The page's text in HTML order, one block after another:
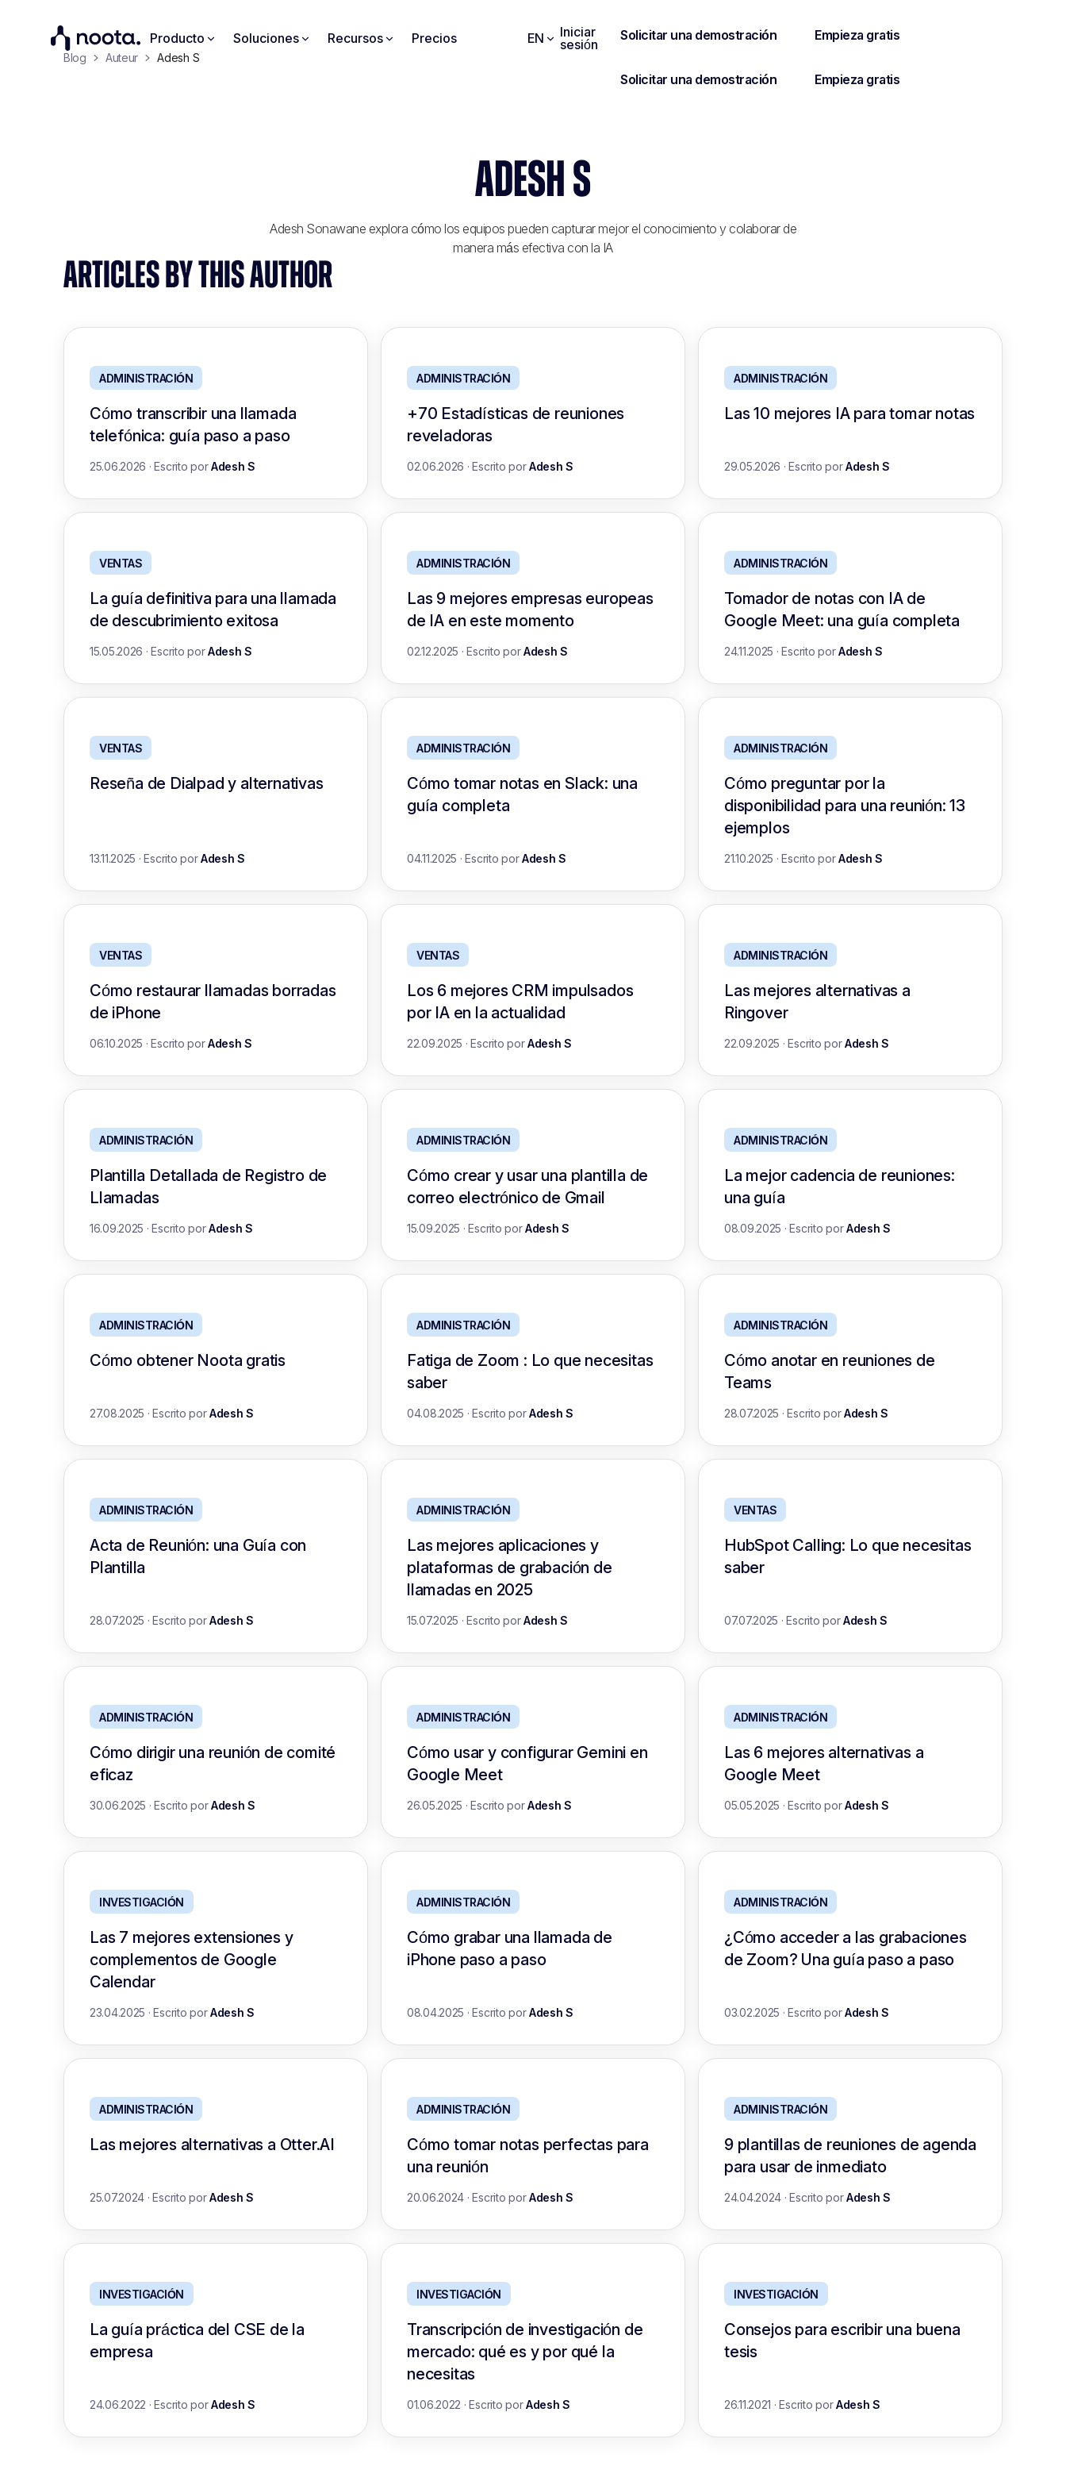
Producto Soluciones Recursos Precios EN
Iniciar
sesión
Blog Auteur Adesh S
ADESH S
Adesh Sonawane explora cómo los equipos pueden capturar mejor el conocimiento y colaborar de
manera más efectiva con la IA
ARTICLES BY THIS AUTHOR
ADMINISTRACIÓN
Cómo transcribir una llamada
telefónica: guía paso a paso
25.06.2026 ·Escrito porAdesh S
ADMINISTRACIÓN
+70 Estadísticas de reuniones
reveladoras
02.06.2026 ·Escrito porAdesh S
ADMINISTRACIÓN
Las 10 mejores IA para tomar notas
29.05.2026 ·Escrito porAdesh S
VENTAS
La guía definitiva para una llamada
de descubrimiento exitosa
15.05.2026 ·Escrito porAdesh S
ADMINISTRACIÓN
Las 9 mejores empresas europeas
de IA en este momento
02.12.2025 ·Escrito porAdesh S
ADMINISTRACIÓN
Tomador de notas con IA de
Google Meet: una guía completa
24.11.2025 ·Escrito porAdesh S
VENTAS
Reseña de Dialpad y alternativas
13.11.2025 ·Escrito porAdesh S
ADMINISTRACIÓN
Cómo tomar notas en Slack: una
guía completa
04.11.2025 ·Escrito porAdesh S
ADMINISTRACIÓN
Cómo preguntar por la
disponibilidad para una reunión: 13
ejemplos
21.10.2025 ·Escrito porAdesh S
VENTAS
Cómo restaurar llamadas borradas
de iPhone
06.10.2025 ·Escrito porAdesh S
VENTAS
Los 6 mejores CRM impulsados
por IA en la actualidad
22.09.2025 ·Escrito porAdesh S
ADMINISTRACIÓN
Las mejores alternativas a
Ringover
22.09.2025 ·Escrito porAdesh S
ADMINISTRACIÓN
Plantilla Detallada de Registro de
Llamadas
16.09.2025 ·Escrito porAdesh S
ADMINISTRACIÓN
Cómo crear y usar una plantilla de
correo electrónico de Gmail
15.09.2025 ·Escrito porAdesh S
ADMINISTRACIÓN
La mejor cadencia de reuniones:
una guía
08.09.2025 ·Escrito porAdesh S
ADMINISTRACIÓN
Cómo obtener Noota gratis
27.08.2025 ·Escrito porAdesh S
ADMINISTRACIÓN
Fatiga de Zoom : Lo que necesitas
saber
04.08.2025 ·Escrito porAdesh S
ADMINISTRACIÓN
Cómo anotar en reuniones de
Teams
28.07.2025 ·Escrito porAdesh S
ADMINISTRACIÓN
Acta de Reunión: una Guía con
Plantilla
28.07.2025 ·Escrito porAdesh S
ADMINISTRACIÓN
Las mejores aplicaciones y
plataformas de grabación de
llamadas en 2025
15.07.2025 ·Escrito porAdesh S
VENTAS
HubSpot Calling: Lo que necesitas
saber
07.07.2025 ·Escrito porAdesh S
ADMINISTRACIÓN
Cómo dirigir una reunión de comité
eficaz
30.06.2025 ·Escrito porAdesh S
ADMINISTRACIÓN
Cómo usar y configurar Gemini en
Google Meet
26.05.2025 ·Escrito porAdesh S
ADMINISTRACIÓN
Las 6 mejores alternativas a
Google Meet
05.05.2025 ·Escrito porAdesh S
INVESTIGACIÓN
Las 7 mejores extensiones y
complementos de Google
Calendar
23.04.2025 ·Escrito porAdesh S
ADMINISTRACIÓN
Cómo grabar una llamada de
iPhone paso a paso
08.04.2025 ·Escrito porAdesh S
ADMINISTRACIÓN
¿Cómo acceder a las grabaciones
de Zoom? Una guía paso a paso
03.02.2025 ·Escrito porAdesh S
ADMINISTRACIÓN
Las mejores alternativas a Otter.AI
25.07.2024 ·Escrito porAdesh S
ADMINISTRACIÓN
Cómo tomar notas perfectas para
una reunión
20.06.2024 ·Escrito porAdesh S
ADMINISTRACIÓN
9 plantillas de reuniones de agenda
para usar de inmediato
24.04.2024 ·Escrito porAdesh S
INVESTIGACIÓN
La guía práctica del CSE de la
empresa
24.06.2022 ·Escrito porAdesh S
INVESTIGACIÓN
Transcripción de investigación de
mercado: qué es y por qué la
necesitas
01.06.2022 ·Escrito porAdesh S
INVESTIGACIÓN
Consejos para escribir una buena
tesis
26.11.2021 ·Escrito porAdesh S